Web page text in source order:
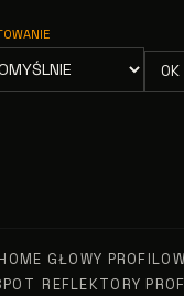
OK
GŁOWY
REFLEKTORY